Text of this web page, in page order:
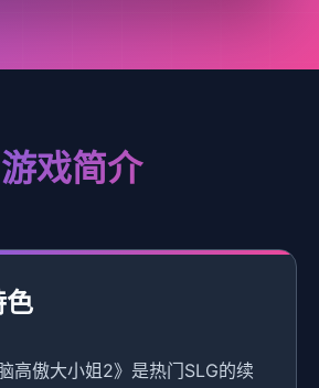
游戏简介
色
高傲大小姐2》是热门SLG的续